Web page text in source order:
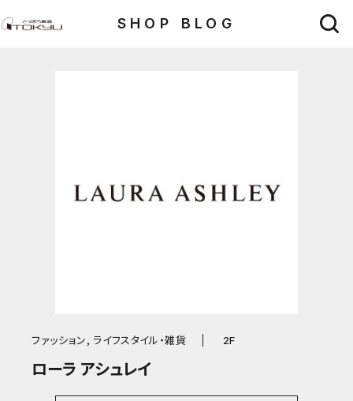
SHOP BLOG
ファッション, ライフスタイル・雑貨 2F
ローラ アシュレイ